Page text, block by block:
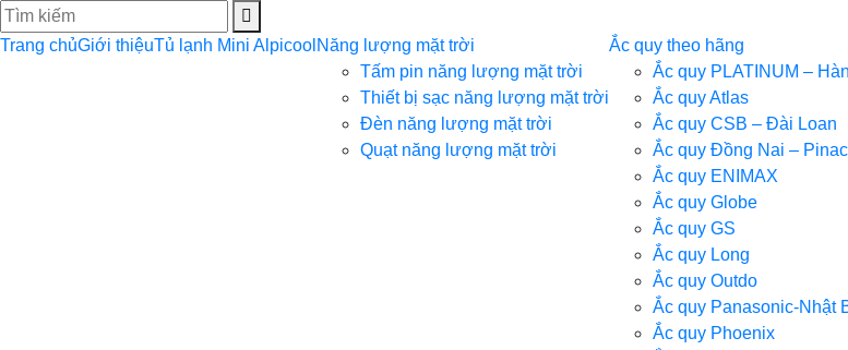
Trang chủGiới thiệuTủ lạnh Mini Alpicool Năng lượng mặt trời
Tấm pin năng lượng mặt trời
Thiết bị sạc năng lượng mặt trời
Đèn năng lượng mặt trời
Quạt năng lượng mặt trời
Ắc quy theo hãng
Ắc quy PLATINUM –
Ắc quy Atlas
Ắc quy CSB – Đài Loan
Ắc quy Đồng Nai –
Ắc quy ENIMAX
Ắc quy Globe
Ắc quy GS
Ắc quy Long
Ắc quy Outdo
Ắc quy Panasonic-Nhật
Ắc quy Phoenix